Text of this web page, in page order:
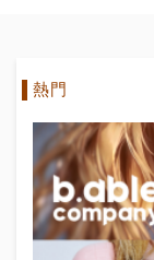
熱門